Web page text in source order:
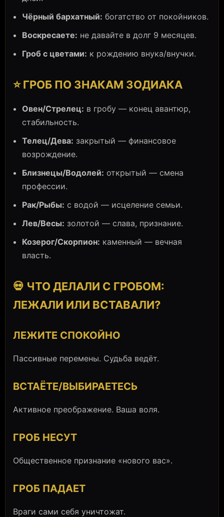
Чёрный бархатный: богатство от покойников.
Воскресаете: не давайте в долг 9 месяцев.
Гроб с цветами: к рождению внука/внучки.
⭐ ГРОБ ПО ЗНАКАМ ЗОДИАКА
Овен/Стрелец: в гробу — конец авантюр,
стабильность.
Телец/Дева: закрытый — финансовое
возрождение.
Близнецы/Водолей: открытый — смена
профессии.
Рак/Рыбы: с водой — исцеление семьи.
Лев/Весы: золотой — слава, признание.
Козерог/Скорпион: каменный — вечная
власть.
💀 ЧТО ДЕЛАЛИ С ГРОБОМ:
ЛЕЖАЛИ ИЛИ ВСТАВАЛИ?
ЛЕЖИТЕ СПОКОЙНО
Пассивные перемены. Судьба ведёт.
ВСТАЁТЕ/ВЫБИРАЕТЕСЬ
Активное преображение. Ваша воля.
ГРОБ НЕСУТ
Общественное признание «нового вас».
ГРОБ ПАДАЕТ
Враги сами себя уничтожат.